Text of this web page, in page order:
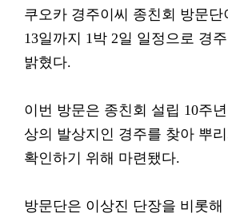
쿠오카 경주이씨 종친회 방문단
13일까지 1박 2일 일정으로 경
밝혔다.
이번 방문은 종친회 설립 10주
상의 발상지인 경주를 찾아 뿌
확인하기 위해 마련됐다.
방문단은 이상진 단장을 비롯해